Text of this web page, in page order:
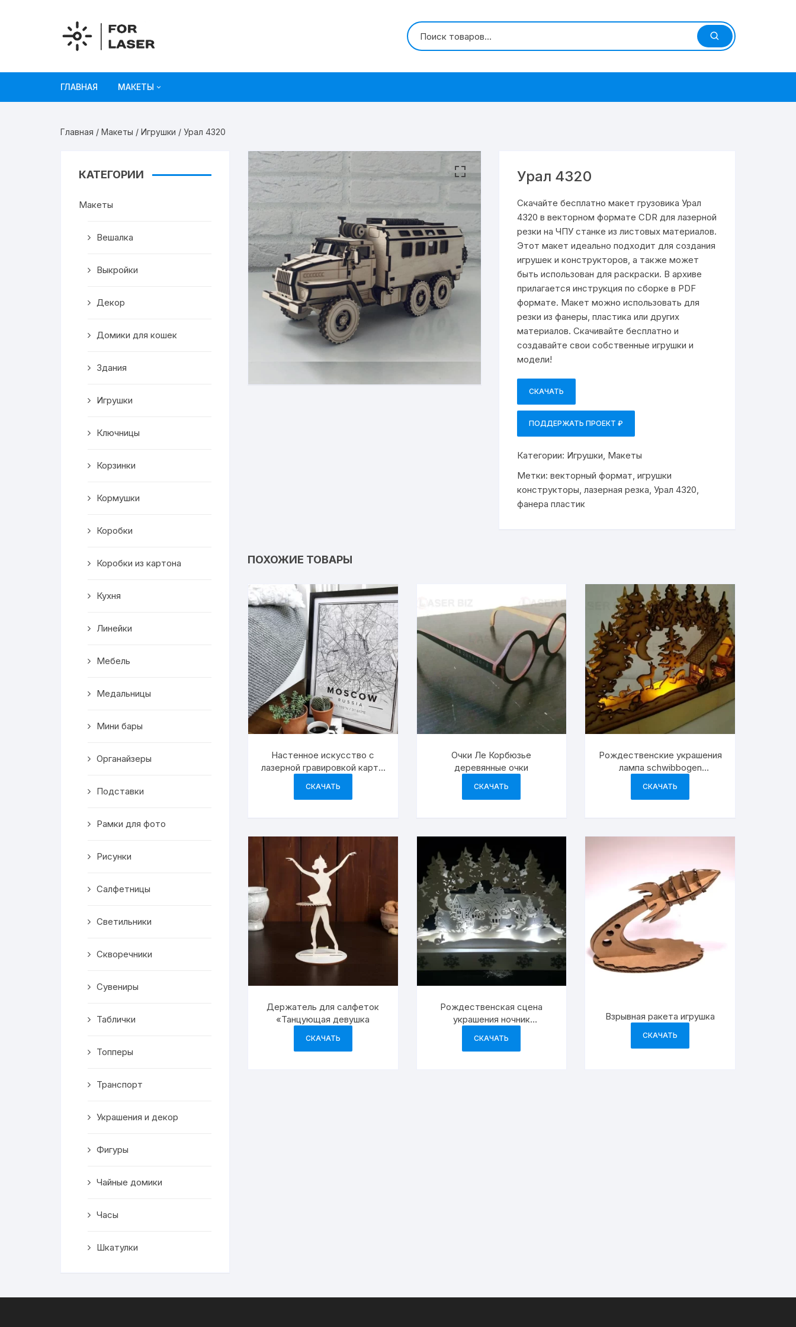
ГЛАВНАЯ МАКЕТЫ
Игрушки
Рамки для фото
Светильники
Подставки
Мини бары
Транспорт
Скворечники
Кормушки
Линейки
Рисунки
Чай
Главная / Макеты / Игрушки / Урал 4320
Урал 4320
Скачайте бесплатно макет грузовика Урал
4320 в векторном формате CDR для лазерной
резки на ЧПУ станке из листовых материалов.
Этот макет идеально подходит для создания
игрушек и конструкторов, а также может
быть использован для раскраски. В архиве
прилагается инструкция по сборке в PDF
формате. Макет можно использовать для
резки из фанеры, пластика или других
материалов. Скачивайте бесплатно и
создавайте свои собственные игрушки и
модели!
СКАЧАТЬ
ПОДДЕРЖАТЬ ПРОЕКТ ₽
Категории: Игрушки, Макеты
Метки:векторный формат,игрушки
конструкторы,лазерная резка,Урал 4320,
фанера пластик
ПОХОЖИЕ ТОВАРЫ
Настенное искусство с
лазерной гравировкой карты
СКАЧАТЬ
Очки Ле Корбюзье
деревянные очки
СКАЧАТЬ
Рождественские украшения
лампа schwibbogen
СКАЧАТЬ
Держатель для салфеток
«Танцующая девушка
СКАЧАТЬ
Рождественская сцена
украшения ночник
СКАЧАТЬ
Взрывная ракета игрушка
СКАЧАТЬ
КАТЕГОРИИ
Макеты
Вешалка
Выкройки
Декор
Домики для кошек
Здания
Игрушки
Ключницы
Корзинки
Кормушки
Коробки
Коробки из картона
Кухня
Линейки
Мебель
Медальницы
Мини бары
Органайзеры
Подставки
Рамки для фото
Рисунки
Салфетницы
Светильники
Скворечники
Сувениры
Таблички
Топперы
Транспорт
Украшения и декор
Фигуры
Чайные домики
Часы
Шкатулки